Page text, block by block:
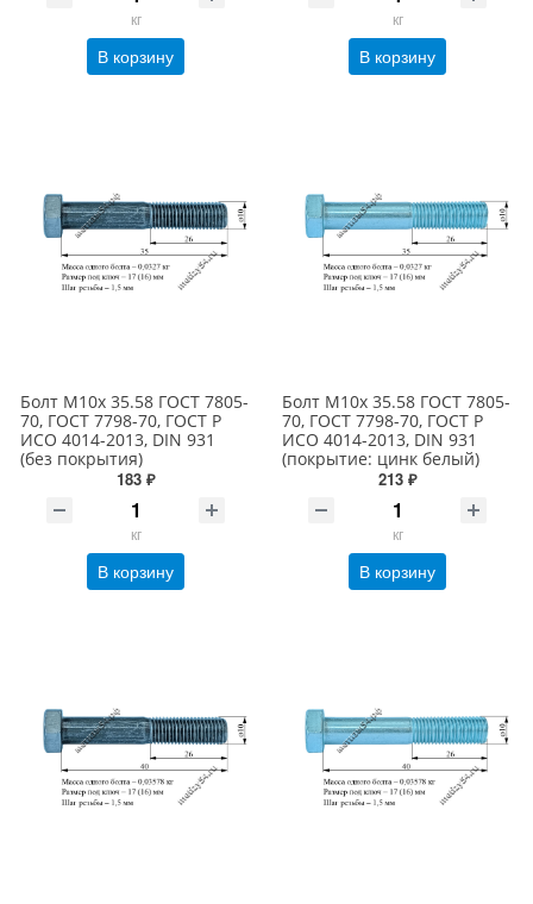
кг
В корзину
кг
В корзину
Болт М10х 35.58 ГОСТ 7805-
70, ГОСТ 7798-70, ГОСТ Р
ИСО 4014-2013, DIN 931
(без покрытия)
183 ₽
кг
В корзину
Болт М10х 35.58 ГОСТ 7805-
70, ГОСТ 7798-70, ГОСТ Р
ИСО 4014-2013, DIN 931
(покрытие: цинк белый)
213 ₽
кг
В корзину